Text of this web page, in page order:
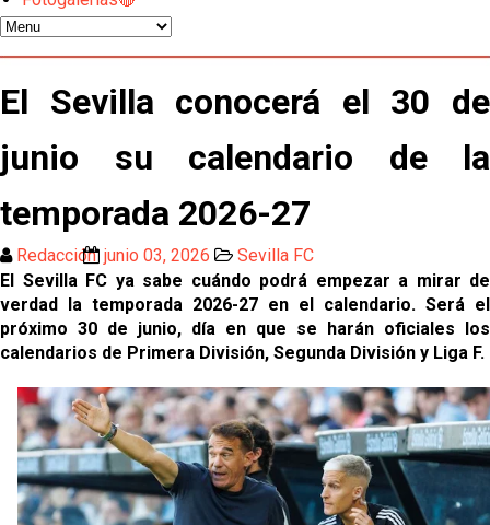
del martes
Odysseas Vlachodimos: “El objetivo es mejorar la
fichajes
Opinión | "Carta abierta a Alberto Flores" por Rafa
García
Análisis I Quién es y cómo juega Fran González
Endrick y Marc Bernal protagonizan las ofertas más
destacadas del día
El Sevilla Juvenil A última detalles en Canarias para
su debut en la Cantalejo Province Cup
La cita ante el Espanyol a domicilio ya tiene horario
El Sevilla conocerá el 30 de
junio su calendario de la
temporada 2026-27
Redacción junio 03, 2026
Sevilla FC
El Sevilla FC ya sabe cuándo podrá empezar a mirar de
verdad la temporada 2026-27 en el calendario. Será el
próximo 30 de junio, día en que se harán oficiales los
calendarios de Primera División, Segunda División y Liga F.